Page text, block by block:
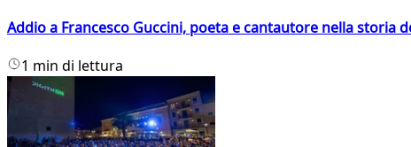
Addio a Francesco Guccini, poeta e cantautore nella storia
1 min di lettura